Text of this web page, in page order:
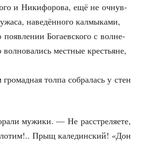
и Ники­фо­ро­ва, ещё не очнув­
наве­дён­но­го кал­мы­ка­ми,
появ­ле­нии Бога­ев­ско­го с вол­не­
мест­ные кре­стьяне,
тол­па собра­лась у стен
мужи­ки. — Не рас­стре­ля­е­те,
Прыщ кале­дин­ский! «Дон